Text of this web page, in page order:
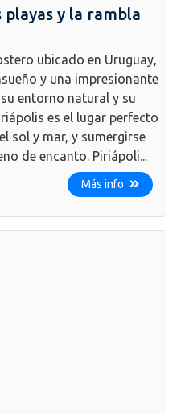
y la rambla
ubicado en Uruguay,
y una impresionante
entorno natural y su
es el lugar perfecto
sol y mar, y sumergirse
de encanto. Piriápoli...
Más info